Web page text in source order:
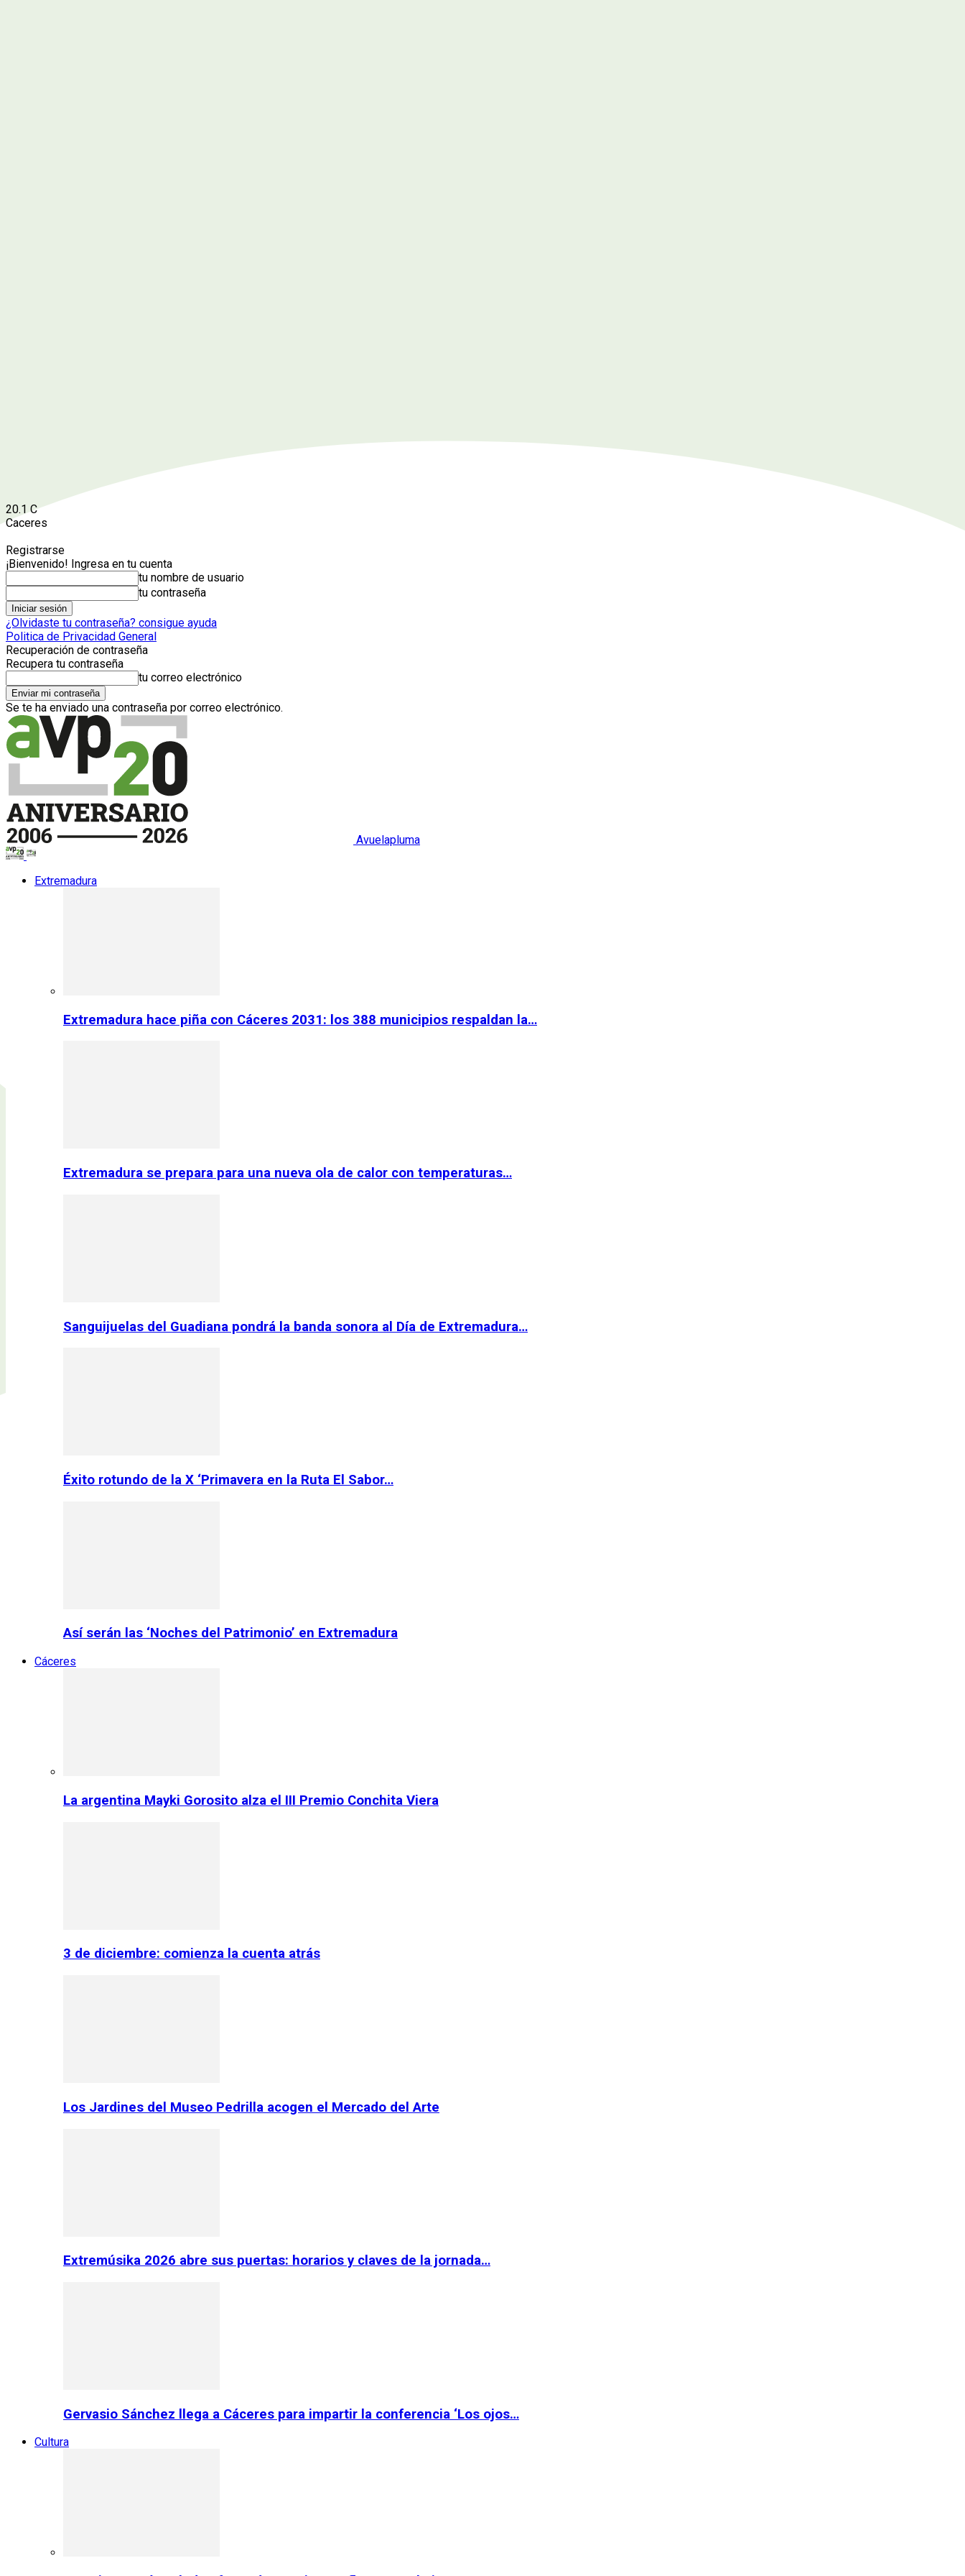
20.1 C
Caceres
Registrarse
¡Bienvenido! Ingresa en tu cuenta
tu nombre de usuario
tu contraseña
¿Olvidaste tu contraseña? consigue ayuda
Politica de Privacidad General
Recuperación de contraseña
Recupera tu contraseña
tu correo electrónico
Se te ha enviado una contraseña por correo electrónico.
Avuelapluma
Extremadura
Extremadura hace piña con Cáceres 2031: los 388 municipios respaldan la…
Extremadura se prepara para una nueva ola de calor con temperaturas…
Sanguijuelas del Guadiana pondrá la banda sonora al Día de Extremadura…
Éxito rotundo de la X ‘Primavera en la Ruta El Sabor…
Así serán las ‘Noches del Patrimonio’ en Extremadura
Cáceres
La argentina Mayki Gorosito alza el III Premio Conchita Viera
3 de diciembre: comienza la cuenta atrás
Los Jardines del Museo Pedrilla acogen el Mercado del Arte
Extremúsika 2026 abre sus puertas: horarios y claves de la jornada…
Gervasio Sánchez llega a Cáceres para impartir la conferencia ‘Los ojos…
Cultura